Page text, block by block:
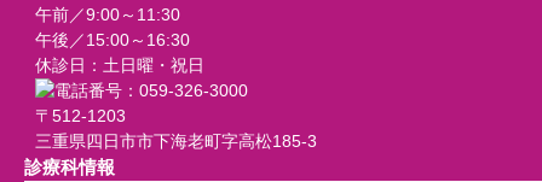
午前／9:00～11:30
午後／15:00～16:30
休診日：土日曜・祝日
〒512-1203
三重県四日市市下海老町字高松185-3
診療科情報